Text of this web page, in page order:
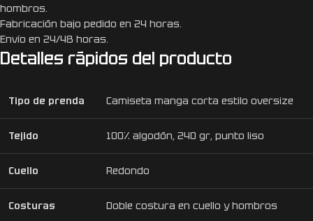
hombros.
Fabricación bajo pedido en 24 horas.
Envío en 24/48 horas.
Detalles rápidos del producto
Tipo de prenda Camiseta manga corta estilo oversize
Tejido 100% algodón, 240 gr, punto liso
Cuello Redondo
Costuras Doble costura en cuello y hombros